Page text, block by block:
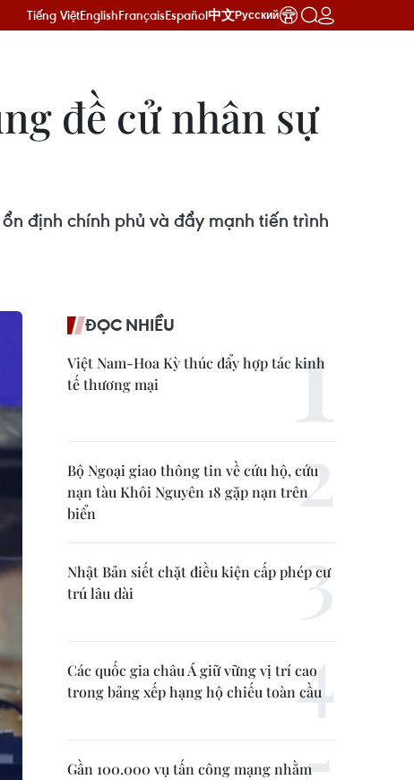
Tiếng ViệtEnglishFrançaisEspañol中文Русский
đề cử nhân sự
định chính phủ và đẩy mạnh tiến trình
ĐỌC NHIỀU
Việt Nam-Hoa Kỳ thúc đẩy hợp tác kinh
tế thương mại
Bộ Ngoại giao thông tin về cứu hộ, cứu
nạn tàu Khôi Nguyên 18 gặp nạn trên
biển
Nhật Bản siết chặt điều kiện cấp phép cư
trú lâu dài
Các quốc gia châu Á giữ vững vị trí cao
trong bảng xếp hạng hộ chiếu toàn cầu
Gần 100.000 vụ tấn công mạng nhằm